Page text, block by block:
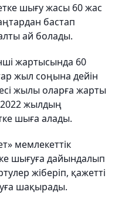
шығу жасы 60 жас
бастап
ай болады.
жартысында 60
жыл соңына дейін
жылы оларға жарты
2022 жылдың
шыға алады.
мемлекеттік
шығуға дайындалып
жіберіп, қажетті
шақырады.